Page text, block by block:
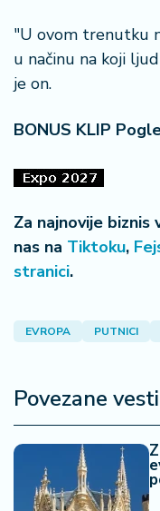
"U ovom trenutku
u načinu na koji
je on.
BONUS KLIP
Za najnovije
nas na Tiktoku,
stranici.
EVROPA PUTNICI
Povezane vesti